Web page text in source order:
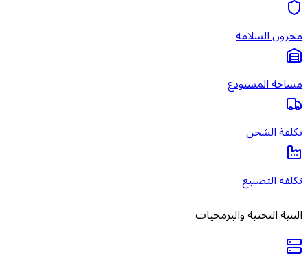
مخزون السلامة
مساحة المستودع
تكلفة الشحن
تكلفة التصنيع
البنية التحتية والبرمجيات